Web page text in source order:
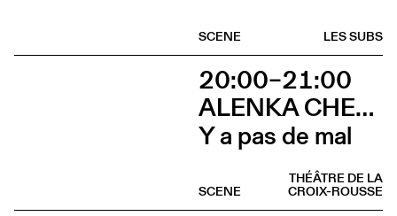
LES SUBS
SCENE
20:00–21:00
ALENKA CHENUZ & AMÉLIE VIDON
Y a pas de mal
THÉÂTRE DE LA
CROIX-ROUSSE
SCENE